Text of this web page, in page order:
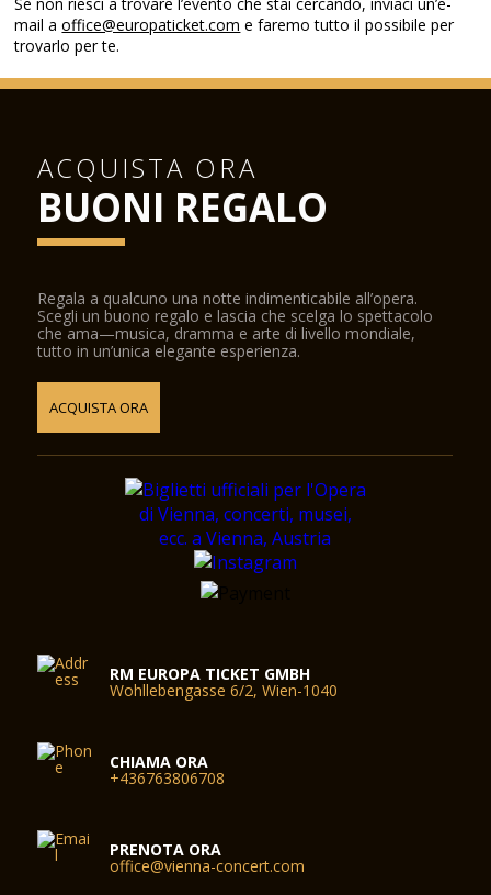
mail aoffice@europaticket.com e faremo tutto il possibile per
trovarlo per te.
ACQUISTA ORA
BUONI REGALO
Regala a qualcuno una notte indimenticabile all’opera.
Scegli un buono regalo e lascia che scelga lo spettacolo
che ama—musica, dramma e arte di livello mondiale,
tutto in un’unica elegante esperienza.
ACQUISTA ORA
RM EUROPA TICKET GMBH
Wohllebengasse 6/2, Wien-1040
CHIAMA ORA
+436763806708
PRENOTA ORA
office@vienna-concert.com